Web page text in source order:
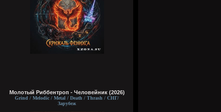
Молотый Риббентроп - Человейник (2026)
Grind / Melodic / Metal / Death / Thrash / СНГ/
Зарубеж